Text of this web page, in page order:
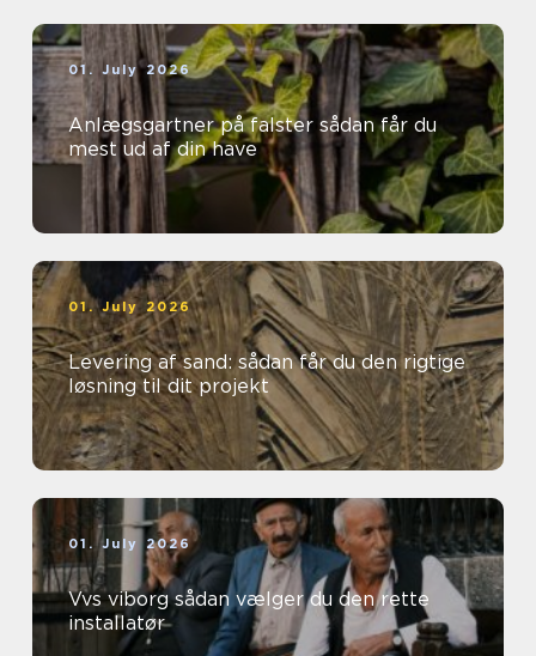
01. July 2026
Anlægsgartner på falster sådan får du
mest ud af din have
01. July 2026
Levering af sand: sådan får du den rigtige
løsning til dit projekt
01. July 2026
Vvs viborg sådan vælger du den rette
installatør